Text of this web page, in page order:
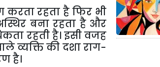
करता रहता है फिर भी
बना रहता है और
रहतीहै। इसीवजह
व्यक्तिकी दशाराग-
है।